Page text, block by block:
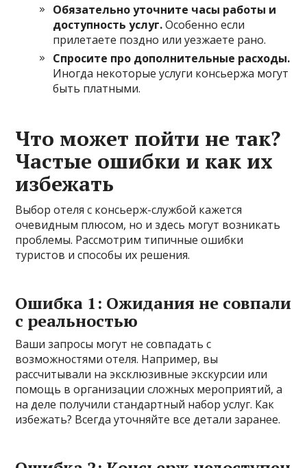
Обязательно уточните часы работы и
доступность услуг.Особенно если
прилетаете поздно или уезжаете рано.
Спросите про дополнительные расходы.
Иногда некоторые услуги консьержа могут
быть платными.
Что может пойти не так?
Частые ошибки и как их
избежать
Выбор отеля с консьерж-службой кажется
очевидным плюсом, но и здесь могут возникать
проблемы. Рассмотрим типичные ошибки
туристов и способы их решения.
Ошибка 1: Ожидания не совпали
с реальностью
Ваши запросы могут не совпадать с
возможностями отеля. Например, вы
рассчитывали на эксклюзивные экскурсии или
помощь в организации сложных мероприятий, а
на деле получили стандартный набор услуг. Как
избежать? Всегда уточняйте все детали заранее.